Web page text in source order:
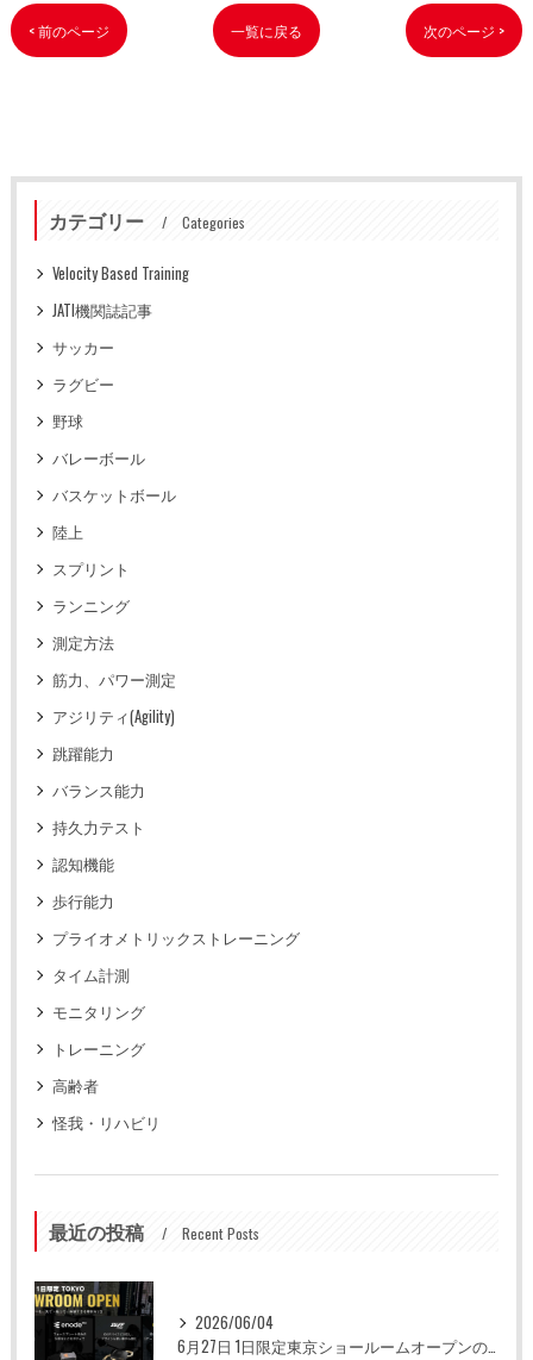
< 前のページ 一覧に戻る 次のページ >
カテゴリー Categories
Velocity Based Training
JATI機関誌記事
サッカー
ラグビー
野球
バレーボール
バスケットボール
陸上
スプリント
ランニング
測定方法
筋力、パワー測定
アジリティ(Agility)
跳躍能力
バランス能力
持久力テスト
認知機能
歩行能力
プライオメトリックストレーニング
タイム計測
モニタリング
トレーニング
高齢者
怪我・リハビリ
最近の投稿 Recent Posts
2026/06/04
6月27日 1日限定東京ショールームオープンのお知らせ